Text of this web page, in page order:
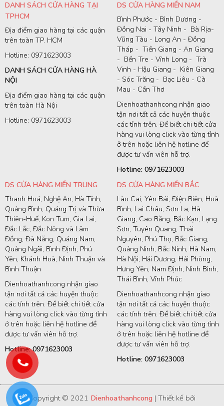
DANH SÁCH CỬA HÀNG TẠI
TPHCM
Địa điểm giao hàng tại các quận
trên toàn TP. HCM
Hotline: 0971623003
DANH SÁCH CỬA HÀNG HÀ
NỘI
Địa điểm giao hàng tại các quận
trên toàn Hà Nội
Hotline: 0971623003
DS CỬA HÀNG MIỀN NAM
Bình Phước - Bình Dương -
Đồng Nai - Tây Ninh - Bà Rịa-
Vũng Tàu - Long An - Đồng
Tháp - Tiền Giang - An Giang
- Bến Tre - Vĩnh Long - Trà
Vinh - Hậu Giang - Kiên Giang
- Sóc Trăng - Bạc Liêu - Cà
Mau - Cần Thơ
Dienhoathanhcong nhận giao
tận nơi tất cả các huyện thuộc
các tỉnh trên. Để biết chi tiết cửa
hàng vui lòng click vào từng tỉnh
ở trên hoặc liên hệ hotline để
được tư vấn viên hỗ trợ.
Hotline: 0971623003
DS CỬA HÀNG MIỀN TRUNG
Thanh Hoá, Nghệ An, Hà Tĩnh,
Quảng Bình, Quảng Trị và Thừa
Thiên-Huế, Kon Tum, Gia Lai,
Đắc Lắc, Đắc Nông và Lâm
Đồng, Đà Nẵng, Quảng Nam,
Quảng Ngãi, Bình Định, Phú
Yên, Khánh Hoà, Ninh Thuận và
Bình Thuận
Dienhoathanhcong nhận giao
tận nơi tất cả các huyện thuộc
các tỉnh trên. Để biết chi tiết cửa
hàng vui lòng click vào từng tỉnh
ở trên hoặc liên hệ hotline để
được tư vấn viên hỗ trợ.
Hotline: 0971623003
DS CỬA HÀNG MIỀN BẮC
Lào Cai, Yên Bái, Điện Biên, Hoà
Bình, Lai Châu, Sơn La, Hà
Giang, Cao Bằng, Bắc Kạn, Lạng
Sơn, Tuyên Quang, Thái
Nguyên, Phú Thọ, Bắc Giang,
Quảng Ninh, Bắc Ninh, Hà Nam,
Hà Nội, Hải Dương, Hải Phòng,
Hưng Yên, Nam Định, Ninh Bình,
Thái Bình, Vĩnh Phúc
Dienhoathanhcong nhận giao
tận nơi tất cả các huyện thuộc
các tỉnh trên. Để biết chi tiết cửa
hàng vui lòng click vào từng tỉnh
ở trên hoặc liên hệ hotline để
được tư vấn viên hỗ trợ.
Hotline: 0971623003
Copyright © 2021 Dienhoathanhcong | Thiết kế bởi